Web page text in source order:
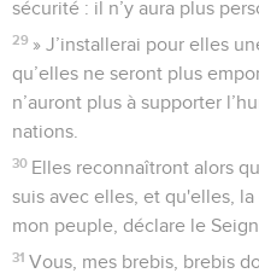
sécurité : il n’y aura plus
29 » J’installerai pour elles
qu’elles ne seront plus
n’auront plus à supporter
nations.
30 Elles reconnaîtront alors
suis avec elles, et qu'elles,
mon peuple, déclare le
31 Vous, mes brebis, brebis